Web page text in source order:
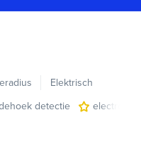
Elektrisch
detectie
electronic